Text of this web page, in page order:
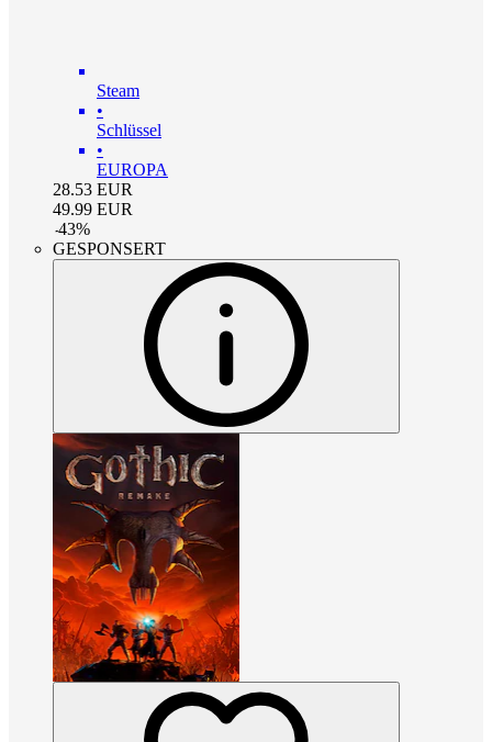
Steam
•
Schlüssel
•
EUROPA
28.53 EUR
49.99 EUR
-43%
GESPONSERT